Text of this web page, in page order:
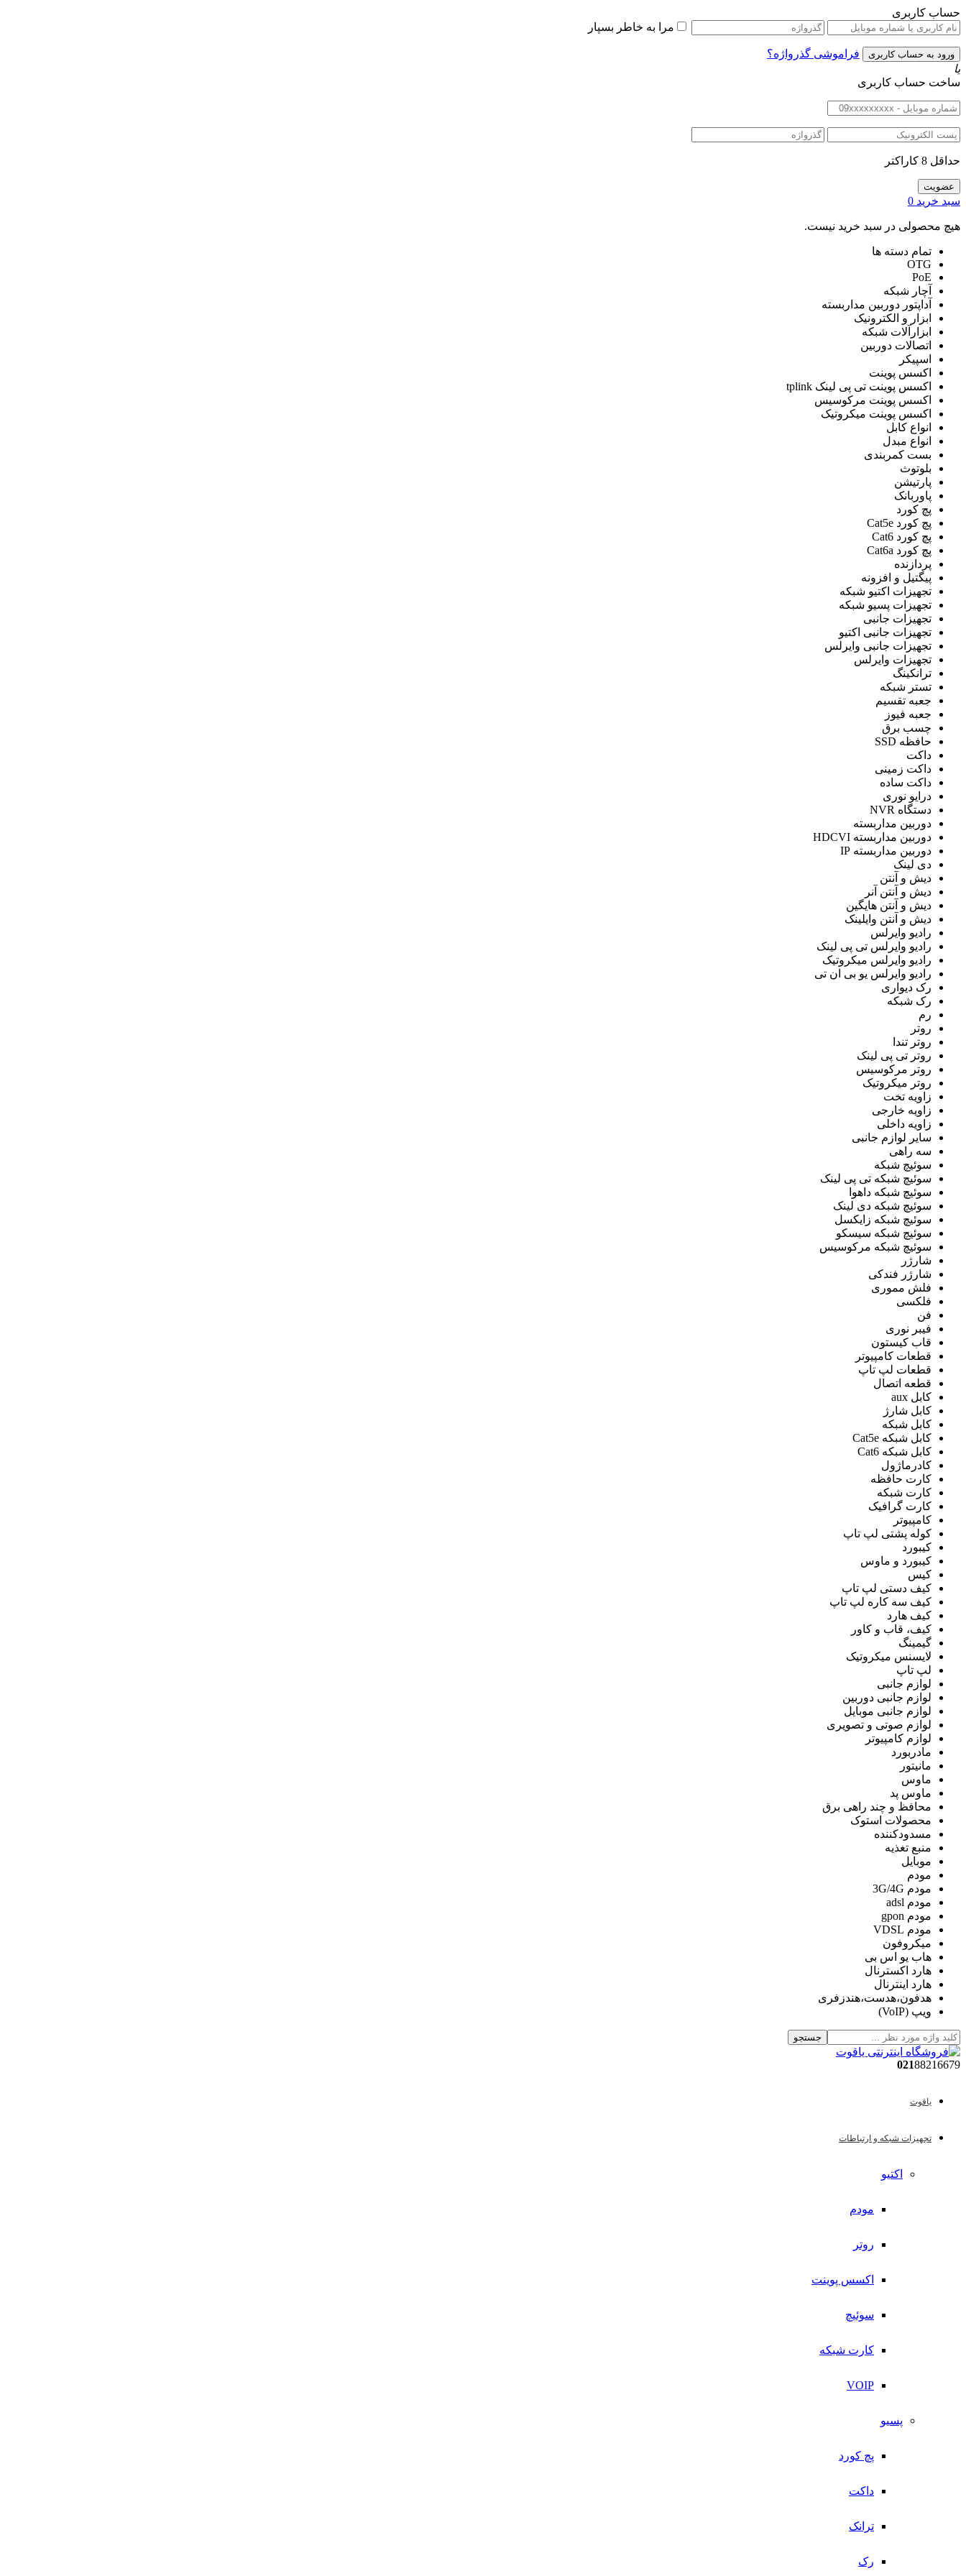
حساب کاربری
مرا به خاطر بسپار
فراموشی گذرواژه؟
یا
ساخت حساب کاربری
حداقل 8 کاراکتر
سبد خرید 0
هیچ محصولی در سبد خرید نیست.
تمام دسته ها
OTG
PoE
آچار شبکه
آداپتور دوربین مداربسته
ابزار و الکترونیک
ابزارآلات شبکه
اتصالات دوربین
اسپیکر
اکسس پوینت
اکسس پوینت تی پی لینک tplink
اکسس پوینت مرکوسیس
اکسس پوینت میکروتیک
انواع کابل
انواع مبدل
بست کمربندی
بلوتوث
پارتیشن
پاوربانک
پچ کورد
پچ کورد Cat5e
پچ کورد Cat6
پچ کورد Cat6a
پردازنده
پيگتيل و افزونه
تجهیزات اکتیو شبکه
تجهیزات پسیو شبکه
تجهیزات جانبی
تجهیزات جانبی اکتیو
تجهیزات جانبی وایرلس
تجهیزات وایرلس
ترانکینگ
تستر شبكه
جعبه تقسیم
جعبه فیوز
چسب برق
حافظه SSD
داکت
داکت زمینی
داکت ساده
درایو نوری
دستگاه NVR
دوربین مداربسته
دوربین مداربسته HDCVI
دوربین مداربسته IP
دی لینک
دیش و آنتن
دیش و آنتن آنر
دیش و آنتن هایگین
دیش و آنتن وایلینک
رادیو وایرلس
رادیو وایرلس تی پی لینک
رادیو وایرلس میکروتیک
رادیو وایرلس یو بی ان تی
رک دیواری
رک شبکه
رم
روتر
روتر تندا
روتر تی پی لینک
روتر مرکوسیس
روتر میکروتیک
زاویه تخت
زاویه خارجی
زاویه داخلی
سایر لوازم جانبی
سه راهی
سوئیچ شبکه
سوئیچ شبکه تی پی لینک
سوئیچ شبکه داهوا
سوئیچ شبکه دی لینک
سوئیچ شبکه زایکسل
سوئیچ شبکه سیسکو
سوئیچ شبکه مرکوسیس
شارژر
شارژر فندکی
فلش مموری
فلکسی
فن
فیبر نوری
قاب کیستون
قطعات کامپیوتر
قطعات لپ تاپ
قطعه اتصال
کابل aux
کابل شارژ
کابل شبکه
کابل شبکه Cat5e
کابل شبکه Cat6
کادرماژول
کارت حافظه
کارت شبکه
کارت گرافیک
کامپیوتر
کوله پشتی لپ تاپ
کیبورد
کیبورد و ماوس
کیس
کیف دستی لپ تاپ
کیف سه کاره لپ تاپ
کیف هارد
کیف، قاب و کاور
گیمینگ
لایسنس میکروتیک
لپ تاپ
لوازم جانبی
لوازم جانبی دوربین
لوازم جانبی موبایل
لوازم صوتی و تصویری
لوازم کامپیوتر
مادربورد
مانیتور
ماوس
ماوس پد
محافظ و چند راهی برق
محصولات استوک
مسدودکننده
منبع تغذیه
موبایل
مودم
مودم 3G/4G
مودم adsl
مودم gpon
مودم VDSL
میکروفون
هاب یو اس بی
هارد اكسترنال
هارد اینترنال
هدفون،هدست،هندزفری
ویپ (VoIP)
جستجو
02188216679
یاقوت
تجهیزات شبکه و ارتباطات
اکتیو
مودم
روتر
اکسس پوینت
سوئیچ
کارت شبکه
VOIP
پسیو
پچ کورد
داکت
ترانک
رک